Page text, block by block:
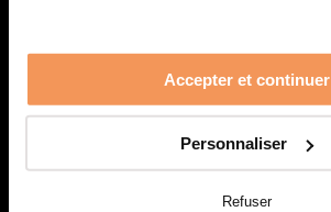
Accepter et continuer
Personnaliser
Refuser